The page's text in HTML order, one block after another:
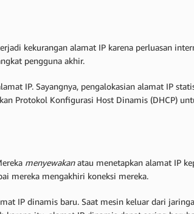
kekurangan alamat IP karena perluasan
pengguna akhir.
IP. Sayangnya, pengalokasian alamat IP
Protokol Konfigurasi Host Dinamis (DHCP)
menyewakanatau menetapkan alamat IP
mereka mengakhiri koneksi mereka.
IP dinamis baru. Saat mesin keluar dari